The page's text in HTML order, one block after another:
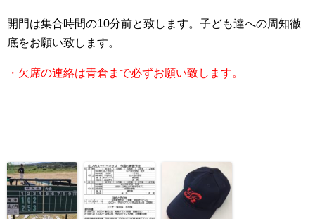
開門は集合時間の10分前と致します。子ども達への周知徹
底をお願い致します。
・欠席の連絡は青倉まで必ずお願い致します。